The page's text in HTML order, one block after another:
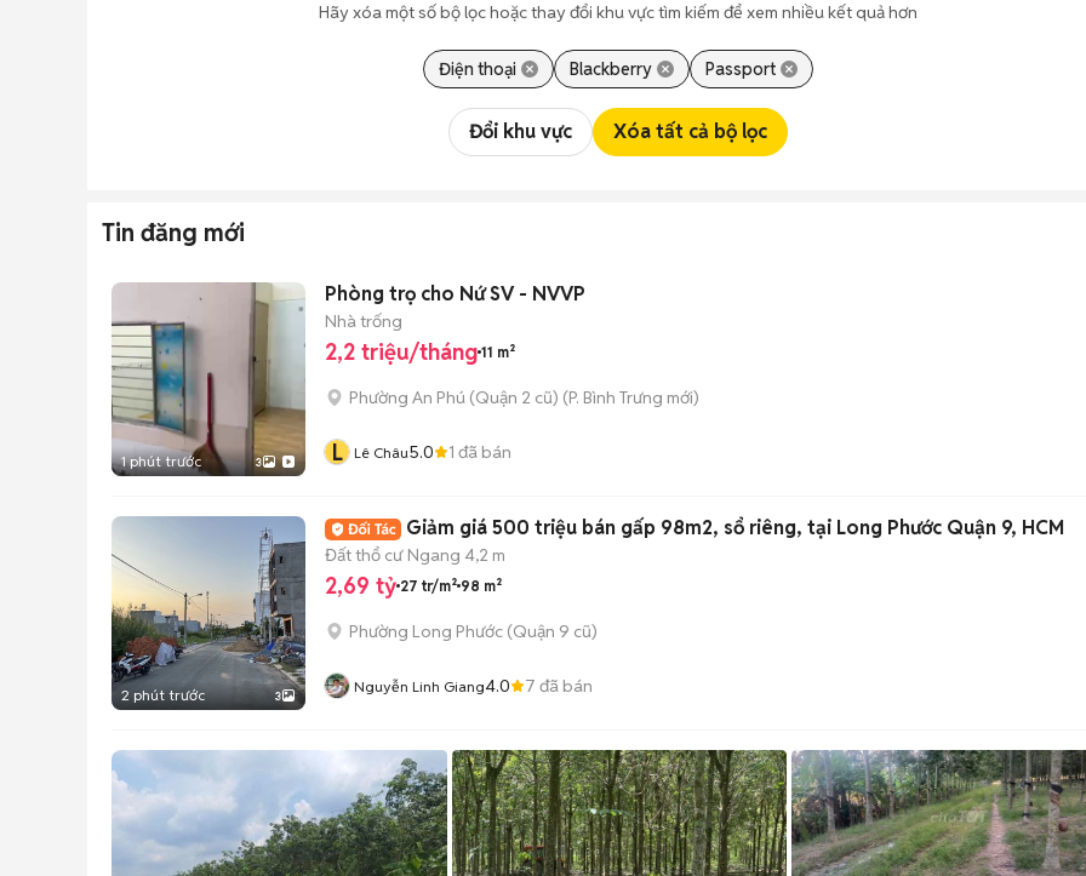
Hãy xóa một số bộ lọc hoặc thay đổi khu vực tìm kiếm để xem nhiều kết quả hơn
Điện thoại Blackberry Passport
Đổi khu vực Xóa tất cả bộ lọc
Tin đăng mới
1 phút trước 3
Phòng trọ cho Nứ SV - NVVP
Nhà trống
2,2 triệu/tháng 11 m²
Phường An Phú (Quận 2 cũ) (P. Bình Trưng mới)
L Lê Châu5.0 1 đã bán
2 phút trước 3
Giảm giá 500 triệu bán gấp 98m2, sổ riêng, tại Long Phước Quận 9, HCM
Đất thổ cư Ngang 4,2 m
2,69 tỷ 27 tr/m² 98 m²
Phường Long Phước (Quận 9 cũ)
Nguyễn Linh Giang4.0 7 đã bán